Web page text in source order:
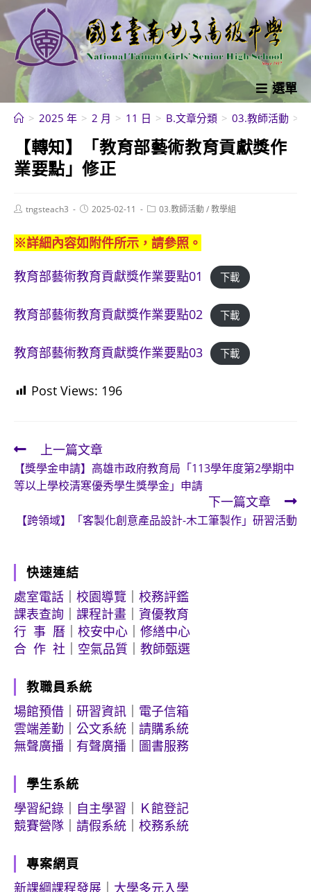
跳
轉
至
內
選單
> 2025 年 > 2 月 > 11 日 > B.文章分類 > 03.教師活動 >
【轉知】「教育部藝術教育貢獻獎作
業要點」修正
Posttngsteach3
Post2025-02-11
Post03.教師活動/教學組
※詳細內容如附件所示，請參照。
教育部藝術教育貢獻獎作業要點01
下載
教育部藝術教育貢獻獎作業要點02 下載
教育部藝術教育貢獻獎作業要點03 下載
Post Views: 196
Read
more
articles
上一篇文章
【獎學金申請】高雄市政府教育局「113學年度第2學期中
等以上學校清寒優秀學生獎學金」申請
下一篇文章
【跨領域】「客製化創意產品設計-木工筆製作」研習活動
快速連結
處室電話
校園導覽
校務評鑑
課表查詢
課程計畫
資優教育
行 事 曆
校安中心
修繕中心
合 作 社
空氣品質 教師甄選
教職員系統
場館預借
研習資訊
電子信箱
雲端差勤
公文系統
請購系統
無聲廣播
有聲廣播 圖書服務
學生系統
學習紀錄
自主學習
Ｋ館登記
競賽營隊
請假系統 校務系統
專案網頁
新課綱課程發展
大學多元入學